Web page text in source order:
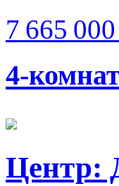
7 665
4-
Центр: